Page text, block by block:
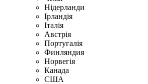
Нідерланди
Iрландія
Iталiя
Австрія
Португалія
Финляндия
Норвегія
Канада
США